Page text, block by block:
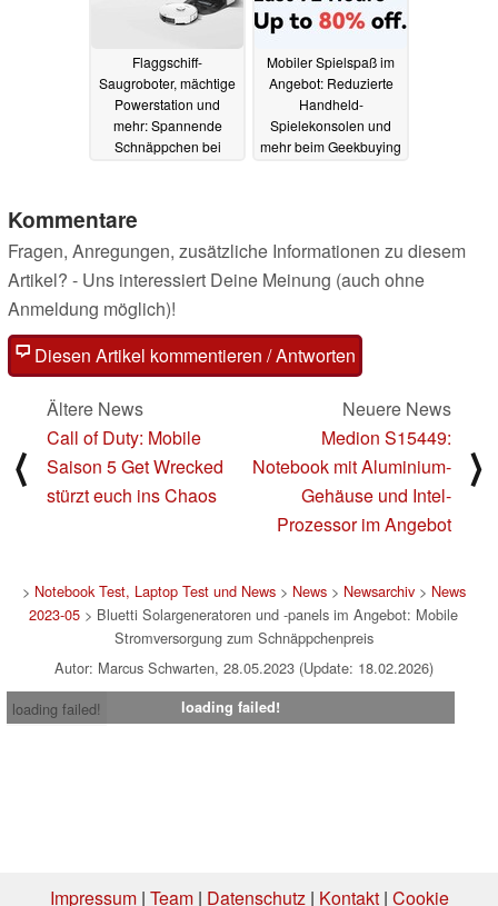
Flaggschiff-
Saugroboter, mächtige
Powerstation und
mehr: Spannende
Schnäppchen bei
Mobiler Spielspaß im
Angebot: Reduzierte
Handheld-
Spielekonsolen und
mehr beim Geekbuying
Kommentare
Fragen, Anregungen, zusätzliche Informationen zu diesem
Artikel? - Uns interessiert Deine Meinung (auch ohne
Anmeldung möglich)!
Diesen Artikel kommentieren / Antworten
⟨
Ältere News
Call of Duty: Mobile
Saison 5 Get Wrecked
stürzt euch ins Chaos
Neuere News
Medion S15449:
Notebook mit Aluminium-
Gehäuse und Intel-
Prozessor im Angebot
⟩
> Notebook Test, Laptop Test und News> News> Newsarchiv> News
2023-05 > Bluetti Solargeneratoren und -panels im Angebot: Mobile
Stromversorgung zum Schnäppchenpreis
Autor: Marcus Schwarten, 28.05.2023 (Update: 18.02.2026)
loading failed!
loading failed!
Impressum| Team| Datenschutz | Kontakt| Cookie